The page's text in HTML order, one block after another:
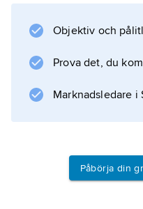
Objektiv och
Prova det, du
Marknadsledare i
Påbörja din